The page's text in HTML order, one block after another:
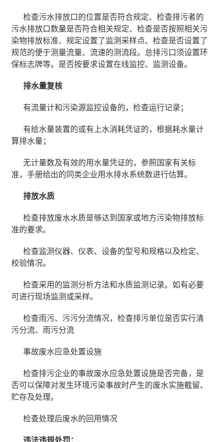
检查污水排放口的位置是否符合规定、检查排污者的
污水排放口数量是否符合相关规定、检查是否按照相关污
染物排放标准、规定设置了监测采样点、检查是否设置了
规范的便于测量流量、流速的测流段。总排污口须设置环
保标志牌等。是否按要求设置在线监控、监测设备。
排水量复核
有流量计和污染源监控设备的，检查运行记录；
有给水量装置的或有上水消耗凭证的，根据耗水量计
算排水量；
无计量数及有效的用水量凭证的，参照国家有关标
准，手册给出的同类企业用水排水系统数进行估算。
排放水质
检查排放废水水质是够达到国家或地方污染物排放标
准的要求。
检查监测仪器、仪表、设备的型号和规格以及检定、
校验情况。
检查采用的监测分析方法和水质监测记录。如有必要
可进行现场监测或采样。
检查雨污、污污分流情况，检查排污单位是否实行清
污分流、雨污分流
事故废水应急处置设施
检查排污企业的事故废水应急处置设施是否完备，是
否可以保障对发生环境污染事故时产生的废水实施截留、
贮存及处理。
检查处理后废水的回用情况
违法违规处罚：